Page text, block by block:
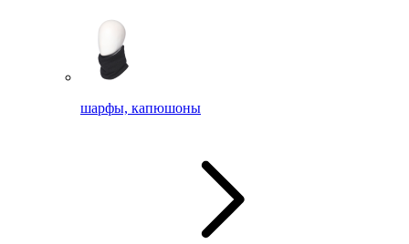
шарфы, капюшоны